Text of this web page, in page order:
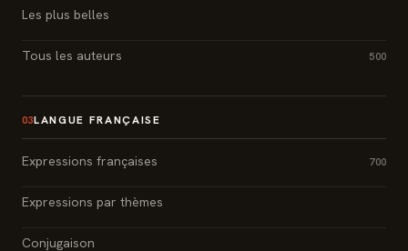
Les plus belles
Tous les auteurs 500
03LANGUE FRANÇAISE
Expressions françaises 700
Expressions par thèmes
Conjugaison